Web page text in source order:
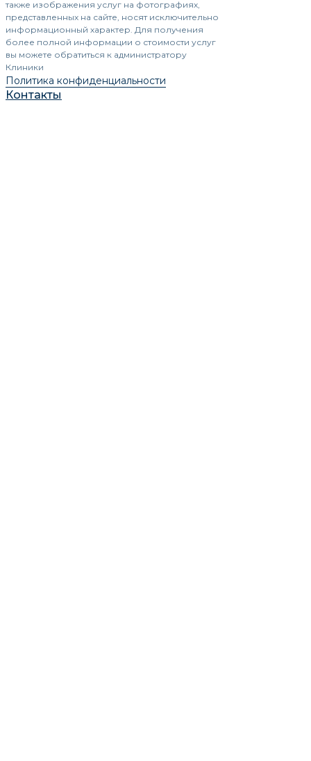
также изображения услуг на фотографиях,
представленных на сайте, носят исключительно
информационный характер. Для получения
более полной информации о стоимости услуг
вы можете обратиться к администратору
Клиники
Политика конфиденциальности
Контакты